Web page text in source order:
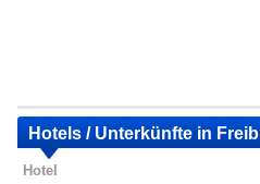
Hotels / Unterkünfte in
Hotel